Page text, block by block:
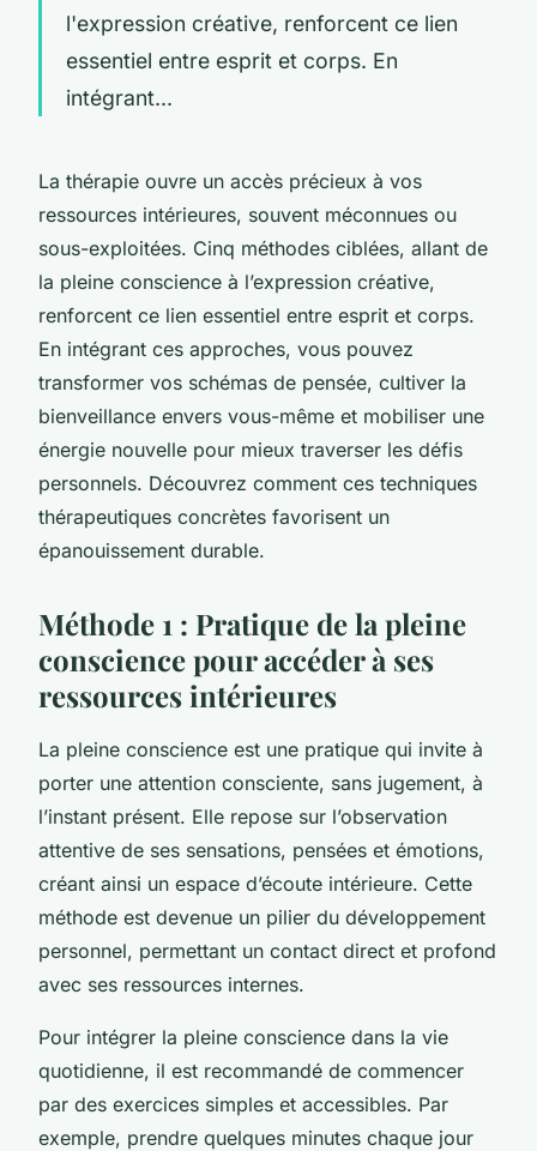
l'expression créative, renforcent ce lien
essentiel entre esprit et corps. En
intégrant...
La thérapie ouvre un accès précieux à vos
ressources intérieures, souvent méconnues ou
sous-exploitées. Cinq méthodes ciblées, allant de
la pleine conscience à l’expression créative,
renforcent ce lien essentiel entre esprit et corps.
En intégrant ces approches, vous pouvez
transformer vos schémas de pensée, cultiver la
bienveillance envers vous-même et mobiliser une
énergie nouvelle pour mieux traverser les défis
personnels. Découvrez comment ces techniques
thérapeutiques concrètes favorisent un
épanouissement durable.
Méthode 1 : Pratique de la pleine
conscience pour accéder à ses
ressources intérieures
La pleine conscience est une pratique qui invite à
porter une attention consciente, sans jugement, à
l’instant présent. Elle repose sur l’observation
attentive de ses sensations, pensées et émotions,
créant ainsi un espace d’écoute intérieure. Cette
méthode est devenue un pilier du développement
personnel, permettant un contact direct et profond
avec ses ressources internes.
Pour intégrer la pleine conscience dans la vie
quotidienne, il est recommandé de commencer
par des exercices simples et accessibles. Par
exemple, prendre quelques minutes chaque jour